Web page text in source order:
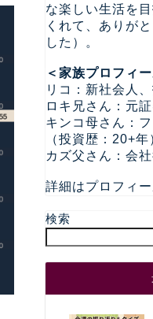
な楽しい生活を
くれて、ありが
した）。
＜家族プロフィー
リコ：新社会人
ロキ兄さん：元
キンコ母さん：
（投資歴：20+年
カズ父さん：会
詳細はプロフィ
検索